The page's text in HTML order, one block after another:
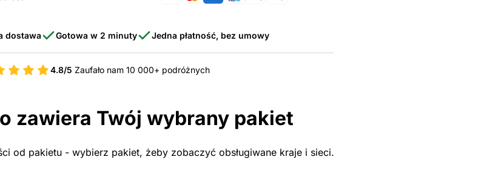
dostawa Gotowa w 2 minuty Jedna płatność, bez umowy
4.8/5 Zaufało nam 10 000+ podróżnych
zawiera Twój wybrany pakiet
od pakietu - wybierz pakiet, żeby zobaczyć obsługiwane kraje i sieci.